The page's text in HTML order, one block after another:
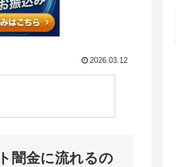
2026.03.12
闇金に流れるの